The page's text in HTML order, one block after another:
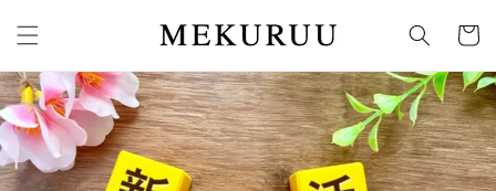
ンツに
進む
ー